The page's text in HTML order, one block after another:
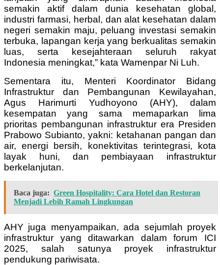
semakin aktif dalam dunia kesehatan global,
industri farmasi, herbal, dan alat kesehatan dalam
negeri semakin maju, peluang investasi semakin
terbuka, lapangan kerja yang berkualitas semakin
luas, serta kesejahteraan seluruh rakyat
Indonesia meningkat,” kata Wamenpar Ni Luh.
Sementara itu, Menteri Koordinator Bidang
Infrastruktur dan Pembangunan Kewilayahan,
Agus Harimurti Yudhoyono (AHY), dalam
kesempatan yang sama memaparkan lima
prioritas pembangunan infrastruktur era Presiden
Prabowo Subianto, yakni: ketahanan pangan dan
air, energi bersih, konektivitas terintegrasi, kota
layak huni, dan pembiayaan infrastruktur
berkelanjutan.
Baca juga: Green Hospitality: Cara Hotel dan Restoran
Menjadi Lebih Ramah Lingkungan
AHY juga menyampaikan, ada sejumlah proyek
infrastruktur yang ditawarkan dalam forum ICI
2025, salah satunya proyek infrastruktur
pendukung pariwisata.